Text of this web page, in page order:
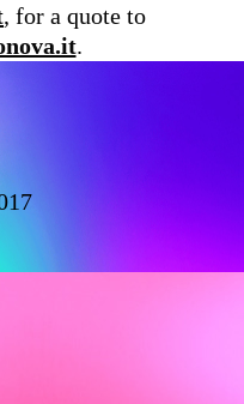
, for a quote to
.